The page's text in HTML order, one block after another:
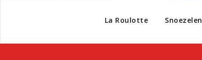
La Roulotte Snoezelen